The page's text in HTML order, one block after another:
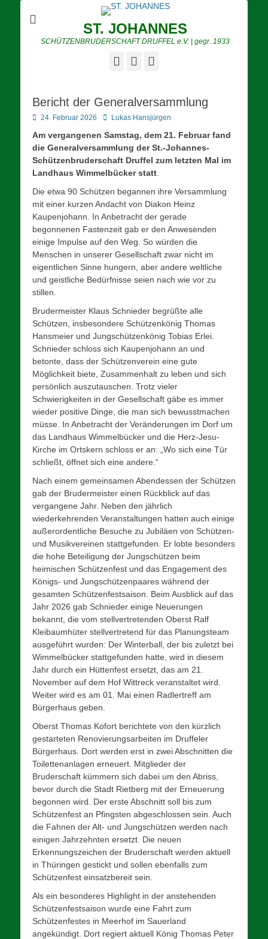
ST. JOHANNES
SCHÜTZENBRUDERSCHAFT DRUFFEL e.V. | gegr. 1933
YouTube
Bericht der Generalversammlung
Posted
24. Februar 2026 AutorLukas Hansjürgen
Am vergangenen Samstag, dem 21. Februar fand
die Generalversammlung der St.-Johannes-
Schützenbruderschaft Druffel zum letzten Mal im
Landhaus Wimmelbücker statt
Die etwa 90 Schützen begannen ihre Versammlung
mit einer kurzen Andacht von Diakon Heinz
Kaupenjohann. In Anbetracht der gerade
begonnenen Fastenzeit gab er den Anwesenden
einige Impulse auf den Weg. So würden die
Menschen in unserer Gesellschaft zwar nicht im
eigentlichen Sinne hungern, aber andere weltliche
und geistliche Bedürfnisse seien nach wie vor zu
stillen.
Brudermeister Klaus Schnieder begrüßte alle
Schützen, insbesondere Schützenkönig Thomas
Hansmeier und Jungschützenkönig Tobias Erlei.
Schnieder schloss sich Kaupenjohann an und
betonte, dass der Schützenverein eine gute
Möglichkeit biete, Zusammenhalt zu leben und sich
persönlich auszutauschen. Trotz vieler
Schwierigkeiten in der Gesellschaft gäbe es immer
wieder positive Dinge, die man sich bewusstmachen
müsse. In Anbetracht der Veränderungen im Dorf um
das Landhaus Wimmelbücker und die Herz-Jesu-
Kirche im Ortskern schloss er an: „Wo sich eine Tür
schließt, öffnet sich eine andere.“
Nach einem gemeinsamen Abendessen der Schützen
gab der Brudermeister einen Rückblick auf das
vergangene Jahr. Neben den jährlich
wiederkehrenden Veranstaltungen hatten auch einige
außerordentliche Besuche zu Jubiläen von Schützen-
und Musikvereinen stattgefunden. Er lobte besonders
die hohe Beteiligung der Jungschützen beim
heimischen Schützenfest und das Engagement des
Königs- und Jungschützenpaares während der
gesamten Schützenfestsaison. Beim Ausblick auf das
Jahr 2026 gab Schnieder einige Neuerungen
bekannt, die vom stellvertretenden Oberst Ralf
Kleibaumhüter stellvertretend für das Planungsteam
ausgeführt wurden: Der Winterball, der bis zuletzt bei
Wimmelbücker stattgefunden hatte, wird in diesem
Jahr durch ein Hüttenfest ersetzt, das am 21.
November auf dem Hof Wittreck veranstaltet wird.
Weiter wird es am 01. Mai einen Radlertreff am
Bürgerhaus geben.
Oberst Thomas Kofort berichtete von den kürzlich
gestarteten Renovierungsarbeiten im Druffeler
Bürgerhaus. Dort werden erst in zwei Abschnitten die
Toilettenanlagen erneuert. Mitglieder der
Bruderschaft kümmern sich dabei um den Abriss,
bevor durch die Stadt Rietberg mit der Erneuerung
begonnen wird. Der erste Abschnitt soll bis zum
Schützenfest an Pfingsten abgeschlossen sein. Auch
die Fahnen der Alt- und Jungschützen werden nach
einigen Jahrzehnten ersetzt. Die neuen
Erkennungszeichen der Bruderschaft werden aktuell
in Thüringen gestickt und sollen ebenfalls zum
Schützenfest einsatzbereit sein.
Als ein besonderes Highlight in der anstehenden
Schützenfestsaison wurde eine Fahrt zum
Schützenfestes in Meerhof im Sauerland
angekündigt. Dort regiert aktuell König Thomas Peter